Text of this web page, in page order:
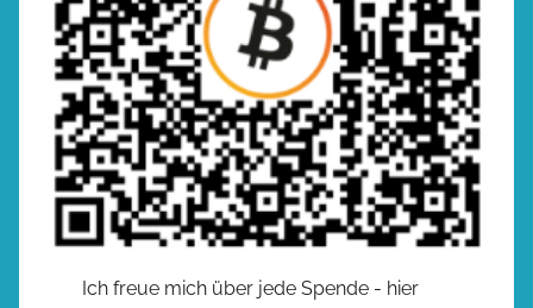
Ich freue mich über jede Spende - hier